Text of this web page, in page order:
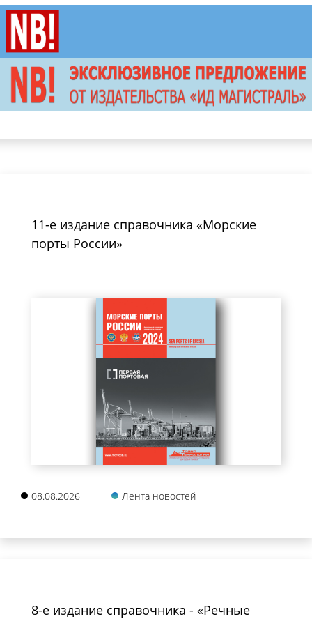
11-е издание справочника «Морские
порты России»
08.08.2026 Лента новостей
8-е издание справочника - «Речные